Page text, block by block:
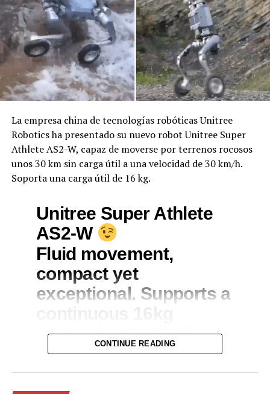
La empresa china de tecnologías robóticas Unitree
Robotics ha presentado su nuevo robot Unitree Super
Athlete AS2-W, capaz de moverse por terrenos rocosos
unos 30 km sin carga útil a una velocidad de 30 km/h.
Soporta una carga útil de 16 kg.
Unitree Super Athlete
AS2-W
Fluid movement,
compact yet
exceptional. Supports a
payload, with 30+ km
unloaded driving range
pic.twitter.com/AwjdwnzUFs
CONTINUE READING